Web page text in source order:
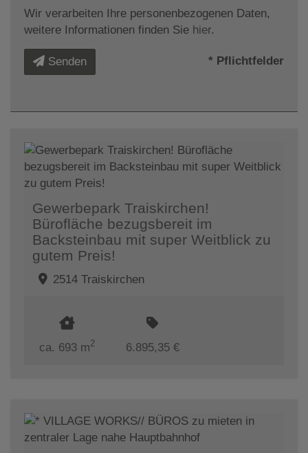
Wir verarbeiten Ihre personenbezogenen Daten,
weitere Informationen finden Sie hier.
Senden * Pflichtfelder
Gewerbepark Traiskirchen!
Bürofläche bezugsbereit im
Backsteinbau mit super Weitblick zu
gutem Preis!
2514 Traiskirchen
ca. 693 m2 6.895,35 €